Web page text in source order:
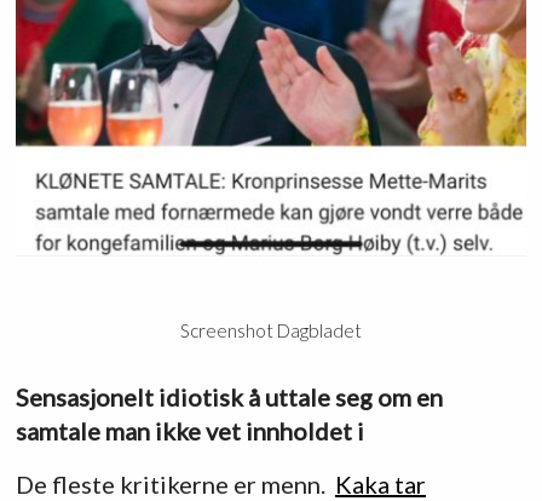
Screenshot Dagbladet
Sensasjonelt idiotisk å uttale seg om en
samtale man ikke vet innholdet i
De fleste kritikerne er menn. Kaka tar